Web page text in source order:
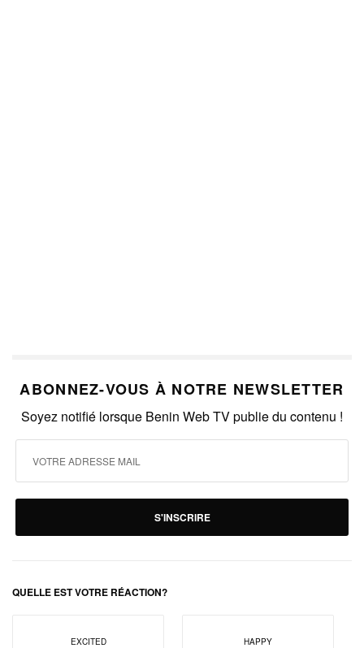
ABONNEZ-VOUS À NOTRE NEWSLETTER
Soyez notifié lorsque Benin Web TV publie du contenu !
S'INSCRIRE
QUELLE EST VOTRE RÉACTION?
EXCITED HAPPY